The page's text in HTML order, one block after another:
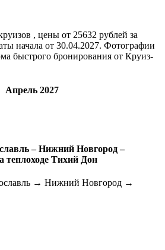
, цены от 25632 рублей за
начала от 30.04.2027. Фотографии
быстрого бронирования от Круиз-
Апрель 2027
– Нижний Новгород –
теплоходе Тихий Дон
→ Нижний Новгород →